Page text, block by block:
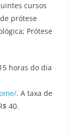
cursos
prótese
Prótese
horas do dia
. A taxa de
40.